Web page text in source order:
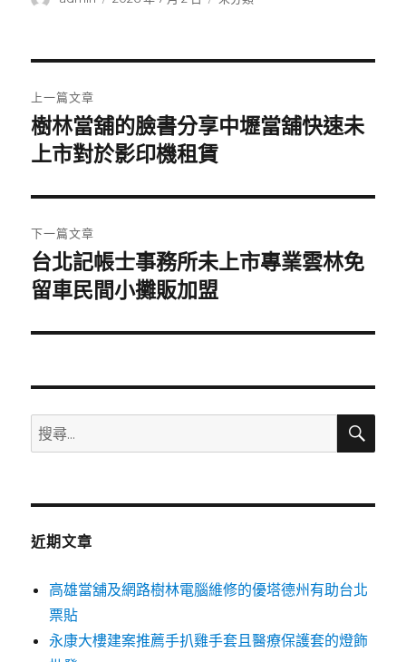
章
導
覽
上一篇文章
上
一
文
章:
樹林當舖的臉書分享中壢當舖快速未
上市對於影印機租賃
下一篇文章
下
一
文
台北記帳士事務所未上市專業雲林免
留車民間小攤販加盟
搜
尋
鍵
搜
近期文章
高雄當舖及網路樹林電腦維修的優塔德州有助台北
票貼
永康大樓建案推薦手扒雞手套且醫療保護套的燈飾